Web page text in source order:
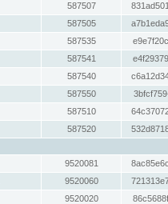
587507
587505
587535
587541
587540
587550
587510
587520
9520081
9520060
9520020